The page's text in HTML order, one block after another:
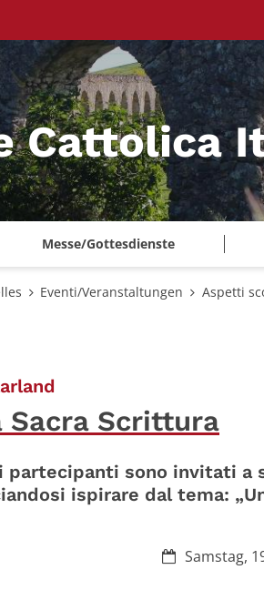
Cattolica
Messe/Gottesdienste
Eventi/Veranstaltungen Aspetti
Scrittura
partecipanti sono invitati a
ispirare dal tema:
Datum:
Samstag,